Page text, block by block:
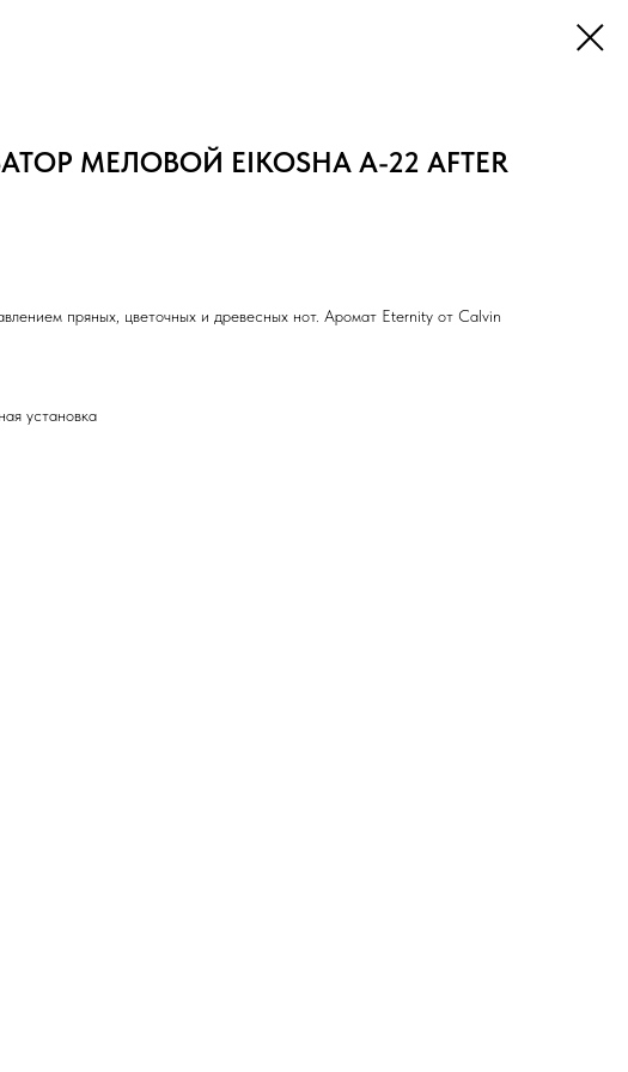
МЕЛОВОЙ EIKOSHA A-22 AFTER
пряных, цветочных и древесных нот. Аромат Eternity от Calvin
установка